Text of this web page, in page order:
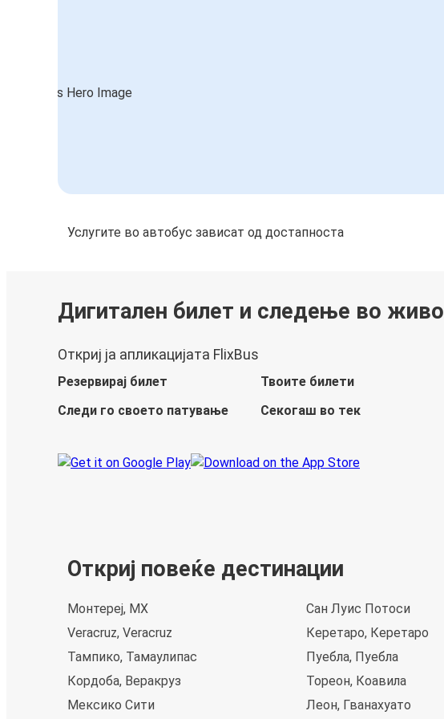
Услугите во автобус зависат од достапноста
Дигитален билет и следење во живо
Откриј ја апликацијата FlixBus
Резервирај билет
Твоите билети
Следи го своето патување
Секогаш во тек
Откриј повеќе дестинации
Монтереј, MX
Veracruz, Veracruz
Тампико, Тамаулипас
Кордоба, Веракруз
Мексико Сити
Сан Луис Потоси
Керетаро, Керетаро
Пуебла, Пуебла
Тореон, Коавила
Леон, Гванахуато